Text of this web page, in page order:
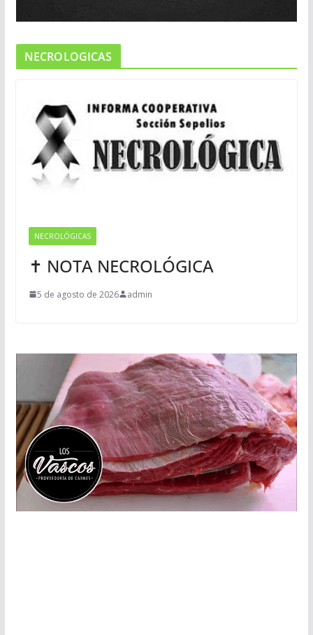
NECROLOGICAS
NECROLÓGICAS
✝ NOTA NECROLÓGICA
5 de agosto de 2026 admin